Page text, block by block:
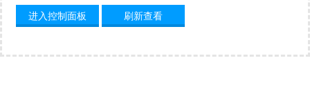
进入控制面板
刷新查看